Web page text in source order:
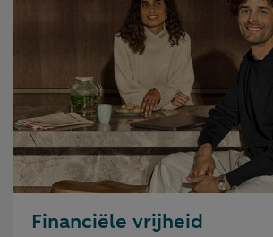
Financiële vrijheid